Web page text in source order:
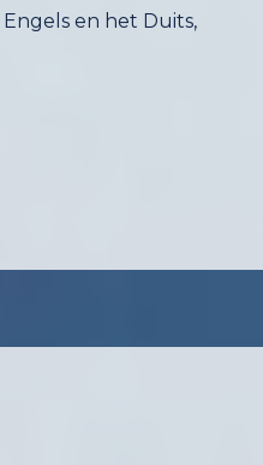
en het Duits,